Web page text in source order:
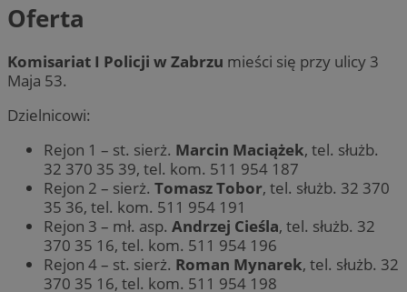
Oferta
Komisariat I Policji w Zabrzu mieści się przy ulicy 3
Maja 53.
Dzielnicowi:
Rejon 1 – st. sierż. Marcin Maciążek, tel. służb.
32 370 35 39, tel. kom. 511 954 187
Rejon 2 – sierż. Tomasz Tobor, tel. służb. 32 370
35 36, tel. kom. 511 954 191
Rejon 3 – mł. asp. Andrzej Cieśla, tel. służb. 32
370 35 16, tel. kom. 511 954 196
Rejon 4 – st. sierż. Roman Mynarek, tel. służb. 32
370 35 16, tel. kom. 511 954 198